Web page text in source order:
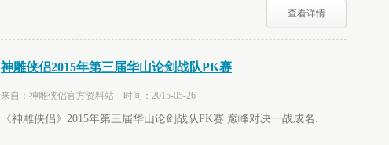
查看详情
神雕侠侣2015年第三届华山论剑战队PK赛
来自：神雕侠侣官方资料站 时间：2015-05-26
《神雕侠侣》2015年第三届华山论剑战队PK赛 巅峰对决一战成名.